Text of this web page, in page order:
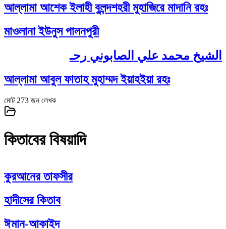
আল্লামা আশেক ইলাহী বুলন্দশহরী মুহাজিরে মাদানি রহঃ
মাওলানা ইউনুস পালনপুরী
الشيخ محمد علي الصابوني رحـ
আল্লামা আবুল ফাতাহ মুহাম্মদ ইয়াহইয়া রহঃ
মোট 273 জন লেখক
কিতাবের বিষয়াদি
কুরআনের তাফসীর
হাদীসের কিতাব
ঈমান-আকাইদ